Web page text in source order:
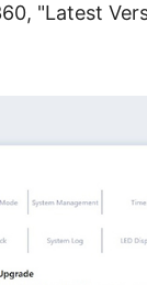
"Latest